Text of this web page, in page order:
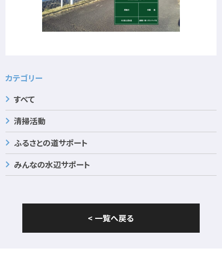
カテゴリー
すべて
清掃活動
ふるさとの道サポート
みんなの水辺サポート
< 一覧へ戻る